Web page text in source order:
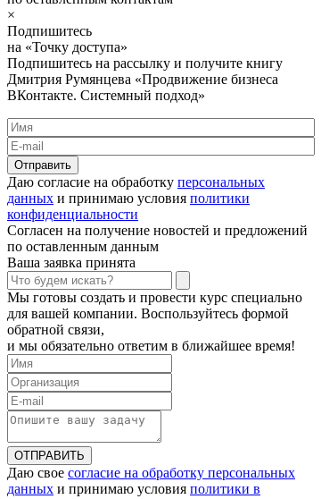
×
Подпишитесь
на «Точку доступа»
Подпишитесь на рассылку и получите книгу
Дмитрия Румянцева «Продвижение бизнеса
ВКонтакте. Системный подход»
Отправить
Даю согласие на обработку персональных
данных и принимаю условия политики
конфиденциальности
Согласен на получение новостей и предложений
по оставленным данным
Ваша заявка принята
Мы готовы создать и провести курс специально
для вашей компании. Воспользуйтесь формой
обратной связи,
и мы обязательно ответим в ближайшее время!
ОТПРАВИТЬ
Даю свое согласие на обработку персональных
данных и принимаю условия политики в